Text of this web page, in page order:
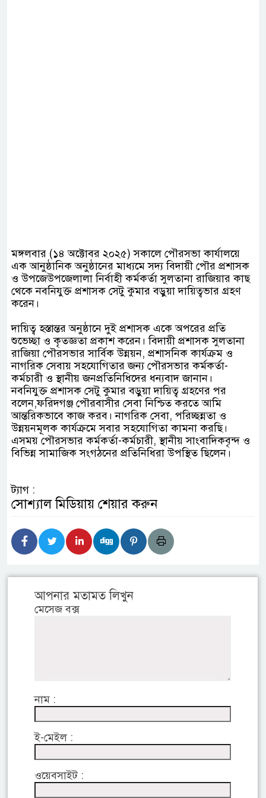
‎মঙ্গলবার (১৪ অক্টোবর ২০২৫) সকালে পৌরসভা কার্যালয়ে
এক আনুষ্ঠানিক অনুষ্ঠানের মাধ্যমে সদ্য বিদায়ী পৌর প্রশাসক
ও উপজেউপজেলালা নির্বাহী কর্মকর্তা সুলতানা রাজিয়ার কাছ
থেকে নবনিযুক্ত প্রশাসক সেটু কুমার বড়ুয়া দায়িত্বভার গ্রহণ
করেন।
‎দায়িত্ব হস্তান্তর অনুষ্ঠানে দুই প্রশাসক একে অপরের প্রতি
শুভেচ্ছা ও কৃতজ্ঞতা প্রকাশ করেন। বিদায়ী প্রশাসক সুলতানা
রাজিয়া পৌরসভার সার্বিক উন্নয়ন, প্রশাসনিক কার্যক্রম ও
নাগরিক সেবায় সহযোগিতার জন্য পৌরসভার কর্মকর্তা-
কর্মচারী ও স্থানীয় জনপ্রতিনিধিদের ধন্যবাদ জানান।
‎নবনিযুক্ত প্রশাসক সেটু কুমার বড়ুয়া দায়িত্ব গ্রহণের পর
বলেন,ফরিদগঞ্জ পৌরবাসীর সেবা নিশ্চিত করতে আমি
আন্তরিকভাবে কাজ করব। নাগরিক সেবা, পরিচ্ছন্নতা ও
উন্নয়নমূলক কার্যক্রমে সবার সহযোগিতা কামনা করছি।
‎এসময় পৌরসভার কর্মকর্তা-কর্মচারী, স্থানীয় সাংবাদিকবৃন্দ ও
বিভিন্ন সামাজিক সংগঠনের প্রতিনিধিরা উপস্থিত ছিলেন।
ট্যাগ :
সোশ্যাল মিডিয়ায় শেয়ার করুন
আপনার মতামত লিখুন
মেসেজ বক্স
নাম :
ই-মেইল :
ওয়েবসাইট :